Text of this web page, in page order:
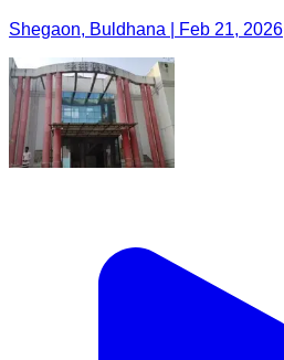
Shegaon, Buldhana | Feb 21, 2026